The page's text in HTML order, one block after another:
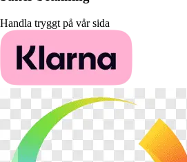
Handla tryggt på vår sida